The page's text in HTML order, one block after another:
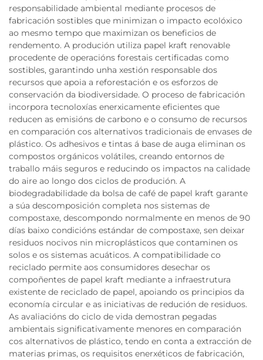
responsabilidade ambiental mediante procesos de
fabricación sostibles que minimizan o impacto ecolóxico
ao mesmo tempo que maximizan os beneficios de
rendemento. A produción utiliza papel kraft renovable
procedente de operacións forestais certificadas como
sostibles, garantindo unha xestión responsable dos
recursos que apoia a reforestación e os esforzos de
conservación da biodiversidade. O proceso de fabricación
incorpora tecnoloxías enerxicamente eficientes que
reducen as emisións de carbono e o consumo de recursos
en comparación cos alternativos tradicionais de envases de
plástico. Os adhesivos e tintas á base de auga eliminan os
compostos orgánicos volátiles, creando entornos de
traballo máis seguros e reducindo os impactos na calidade
do aire ao longo dos ciclos de produción. A
biodegradabilidade da bolsa de café de papel kraft garante
a súa descomposición completa nos sistemas de
compostaxe, descompondo normalmente en menos de 90
días baixo condicións estándar de compostaxe, sen deixar
residuos nocivos nin microplásticos que contaminen os
solos e os sistemas acuáticos. A compatibilidade co
reciclado permite aos consumidores desechar os
compoñentes de papel kraft mediante a infraestrutura
existente de reciclado de papel, apoiando os principios da
economía circular e as iniciativas de redución de residuos.
As avaliacións do ciclo de vida demostran pegadas
ambientais significativamente menores en comparación
cos alternativos de plástico, tendo en conta a extracción de
materias primas, os requisitos enerxéticos de fabricación,